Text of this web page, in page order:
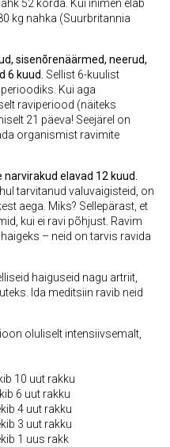
52 korda. Kui inimen elab
kg nahka (Suurbritannia
sisenõrenäärmed, neerud,
6 kuud. Sellist 6-kuulist
Kui aga
raviperiood (näiteks
21 päeva! Seejärel on
organismist ravimite
elavad 12 kuud.
tarvitanud valuvaigisteid, on
aega. Miks? Sellepärast, et
kui ei ravi põhjust. Ravim
– neid on tarvis ravida
haiguseid nagu artriit,
Ida meditsiin ravib neid
oluliselt intensiivsemalt,
10 uut rakku
6 uut rakku
4 uut rakku
3 uut rakku
1 uus rakk